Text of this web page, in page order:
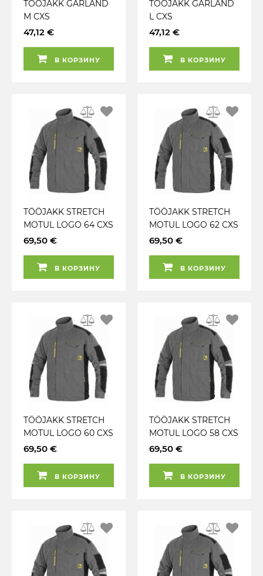
TÖÖJAKK GARLAND
M CXS
47,12 €
В КОРЗИНУ
TÖÖJAKK GARLAND
L CXS
47,12 €
В КОРЗИНУ
TÖÖJAKK STRETCH
MOTUL LOGO 64 CXS
69,50 €
В КОРЗИНУ
TÖÖJAKK STRETCH
MOTUL LOGO 62 CXS
69,50 €
В КОРЗИНУ
TÖÖJAKK STRETCH
MOTUL LOGO 60 CXS
69,50 €
В КОРЗИНУ
TÖÖJAKK STRETCH
MOTUL LOGO 58 CXS
69,50 €
В КОРЗИНУ